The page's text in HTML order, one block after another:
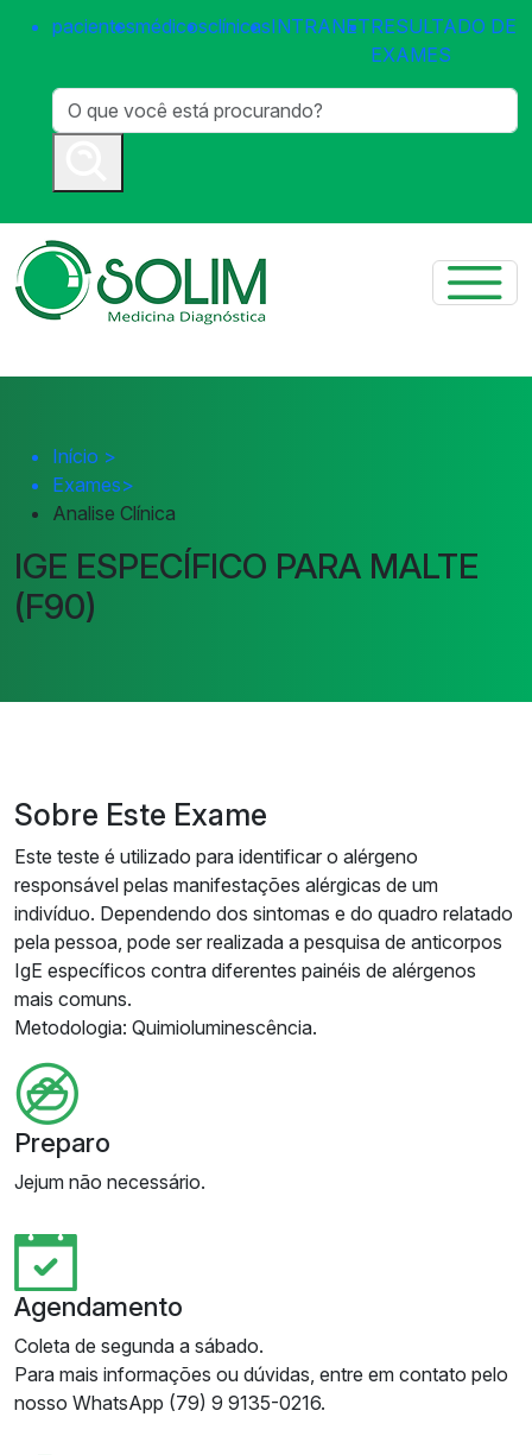
pacientesmédicosclínicasINTRANETRESULTADO DE
EXAMES
Início >
Exames>
Analise Clínica
IGE ESPECÍFICO PARA MALTE
(F90)
Sobre Este Exame
Este teste é utilizado para identificar o alérgeno
responsável pelas manifestações alérgicas de um
indivíduo. Dependendo dos sintomas e do quadro relatado
pela pessoa, pode ser realizada a pesquisa de anticorpos
IgE específicos contra diferentes painéis de alérgenos
mais comuns.
Metodologia: Quimioluminescência.
Preparo
Jejum não necessário.
Agendamento
Coleta de segunda a sábado.
Para mais informações ou dúvidas, entre em contato pelo
nosso WhatsApp (79) 9 9135-0216.